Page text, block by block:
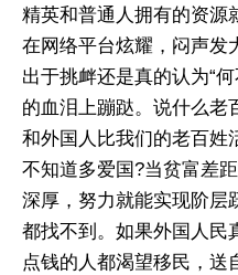
精英和普通人拥有的资源
在网络平台炫耀，闷声发
出于挑衅还是真的认为“
的血泪上蹦跶。说什么老
和外国人比我们的老百姓
不知道多爱国?当贫富差
深厚，努力就能实现阶层
都找不到。如果外国人民
点钱的人都渴望移民，送